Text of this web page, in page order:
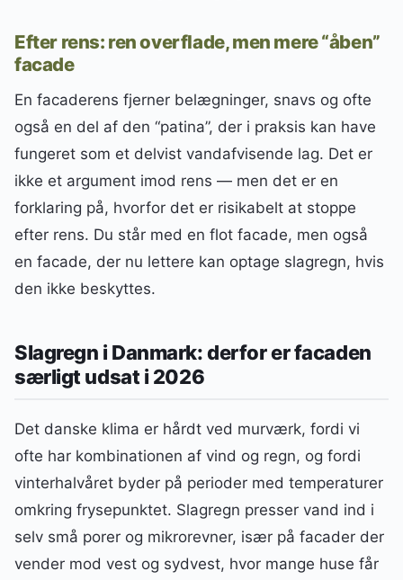
Efter rens: ren overflade, men mere “åben”
facade
En facaderens fjerner belægninger, snavs og ofte
også en del af den “patina”, der i praksis kan have
fungeret som et delvist vandafvisende lag. Det er
ikke et argument imod rens — men det er en
forklaring på, hvorfor det er risikabelt at stoppe
efter rens. Du står med en flot facade, men også
en facade, der nu lettere kan optage slagregn, hvis
den ikke beskyttes.
Slagregn i Danmark: derfor er facaden
særligt udsat i 2026
Det danske klima er hårdt ved murværk, fordi vi
ofte har kombinationen af vind og regn, og fordi
vinterhalvåret byder på perioder med temperaturer
omkring frysepunktet. Slagregn presser vand ind i
selv små porer og mikrorevner, især på facader der
vender mod vest og sydvest, hvor mange huse får